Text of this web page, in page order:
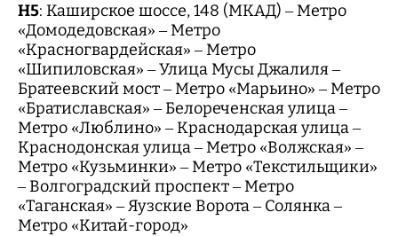
Н5: Каширское шоссе, 148 (МКАД) – Метро
«Домодедовская» – Метро
«Красногвардейская» – Метро
«Шипиловская» – Улица Мусы Джалиля –
Братеевский мост – Метро «Марьино» – Метро
«Братиславская» – Белореченская улица –
Метро «Люблино» – Краснодарская улица –
Краснодонская улица – Метро «Волжская» –
Метро «Кузьминки» – Метро «Текстильщики»
– Волгоградский проспект – Метро
«Таганская» – Яузские Ворота – Солянка –
Метро «Китай-город»